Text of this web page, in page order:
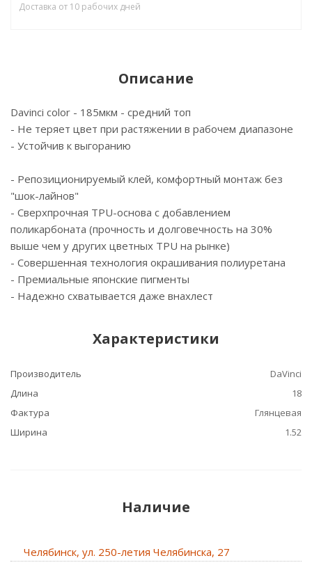
Доставка от 10 рабочих дней
Описание
Davinci color - 185мкм - средний топ
- Не теряет цвет при растяжении в рабочем диапазоне
- Устойчив к выгоранию
- Репозиционируемый клей, комфортный монтаж без
"шок-лайнов"
- Сверхпрочная TPU-основа с добавлением
поликарбоната (прочность и долговечность на 30%
выше чем у других цветных TPU на рынке)
- Cовершенная технология окрашивания полиуретана
- Премиальные японские пигменты
- Надежно схватывается даже внахлест
Характеристики
Производитель
DaVinci
Длина
18
Фактура
Глянцевая
Ширина
1.52
Наличие
Челябинск, ул. 250-летия Челябинска, 27